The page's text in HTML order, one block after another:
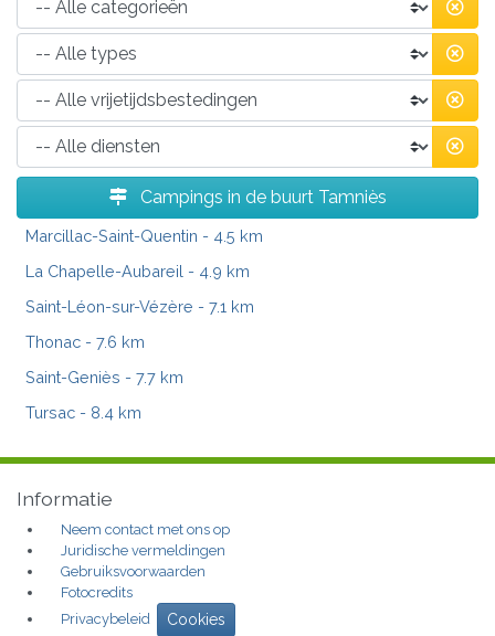
Campings in de buurt Tamniès
Marcillac-Saint-Quentin - 4.5 km
La Chapelle-Aubareil - 4.9 km
Saint-Léon-sur-Vézère - 7.1 km
Thonac - 7.6 km
Saint-Geniès - 7.7 km
Tursac - 8.4 km
Informatie
Neem contact met ons op
Juridische vermeldingen
Gebruiksvoorwaarden
Fotocredits
Privacybeleid
Cookies